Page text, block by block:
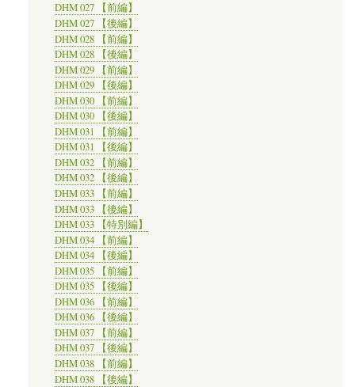
DHM 027 【前編】
DHM 027 【後編】
DHM 028 【前編】
DHM 028 【後編】
DHM 029 【前編】
DHM 029 【後編】
DHM 030 【前編】
DHM 030 【後編】
DHM 031 【前編】
DHM 031 【後編】
DHM 032 【前編】
DHM 032 【後編】
DHM 033 【前編】
DHM 033 【後編】
DHM 033 【特別編】
DHM 034 【前編】
DHM 034 【後編】
DHM 035 【前編】
DHM 035 【後編】
DHM 036 【前編】
DHM 036 【後編】
DHM 037 【前編】
DHM 037 【後編】
DHM 038 【前編】
DHM 038 【後編】